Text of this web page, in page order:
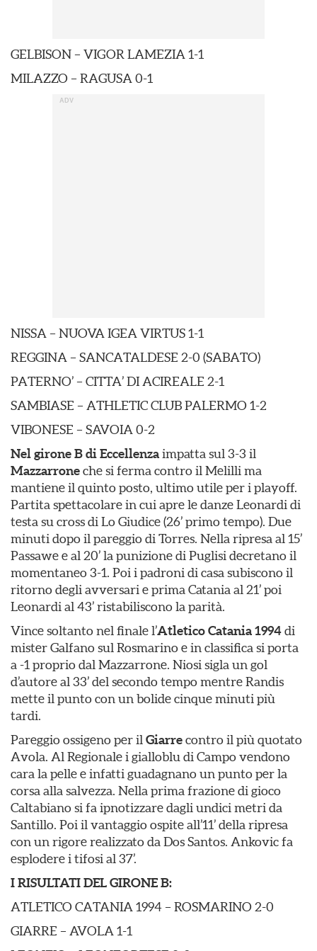
GELBISON – VIGOR LAMEZIA 1-1
MILAZZO – RAGUSA 0-1
NISSA – NUOVA IGEA VIRTUS 1-1
REGGINA – SANCATALDESE 2-0 (SABATO)
PATERNO’ – CITTA’ DI ACIREALE 2-1
SAMBIASE – ATHLETIC CLUB PALERMO 1-2
VIBONESE – SAVOIA 0-2
Nel girone B di Eccellenzaimpatta sul 3-3 il
Mazzarroneche si ferma contro il Melilli ma
mantiene il quinto posto, ultimo utile per i playoff.
Partita spettacolare in cui apre le danze Leonardi di
testa su cross di Lo Giudice (26’ primo tempo). Due
minuti dopo il pareggio di Torres. Nella ripresa al 15’
Passawe e al 20’ la punizione di Puglisi decretano il
momentaneo 3-1. Poi i padroni di casa subiscono il
ritorno degli avversari e prima Catania al 21’ poi
Leonardi al 43’ ristabiliscono la parità.
Vince soltanto nel finale l’Atletico Catania 1994di
mister Galfano sul Rosmarino e in classifica si porta
a -1 proprio dal Mazzarrone. Niosi sigla un gol
d’autore al 33’ del secondo tempo mentre Randis
mette il punto con un bolide cinque minuti più
tardi.
Pareggio ossigeno per il Giarrecontro il più quotato
Avola. Al Regionale i gialloblu di Campo vendono
cara la pelle e infatti guadagnano un punto per la
corsa alla salvezza. Nella prima frazione di gioco
Caltabiano si fa ipnotizzare dagli undici metri da
Santillo. Poi il vantaggio ospite all’11’ della ripresa
con un rigore realizzato da Dos Santos. Ankovic fa
esplodere i tifosi al 37’.
I RISULTATI DEL GIRONE B:
ATLETICO CATANIA 1994 – ROSMARINO 2-0
GIARRE – AVOLA 1-1